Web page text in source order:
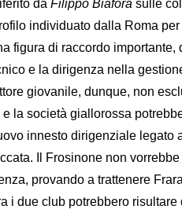
da Filippo Biafora sulle
individuato dalla Roma
figura di raccordo importante,
e la dirigenza nella
giovanile, dunque, non
la società giallorossa
innesto dirigenziale legato
Il Frosinone non
provando a trattenere
i due club potrebbero